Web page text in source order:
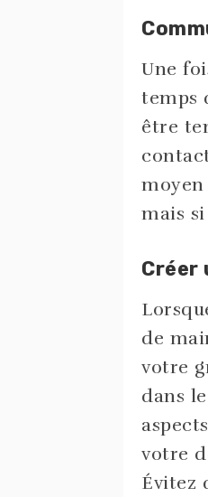
Une
temps
être
mais
Créer
de
votre
dans
votre
Évitez